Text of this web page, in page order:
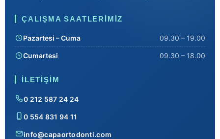
İLETIŞIM
0 212 587 24 24
0 554 831 94 11
info@capaortodonti.com
ÇALIŞMA SAATLERIMIZ
Pazartesi – Cuma 09.30 – 19.00
Cumartesi 09.30 – 18.00